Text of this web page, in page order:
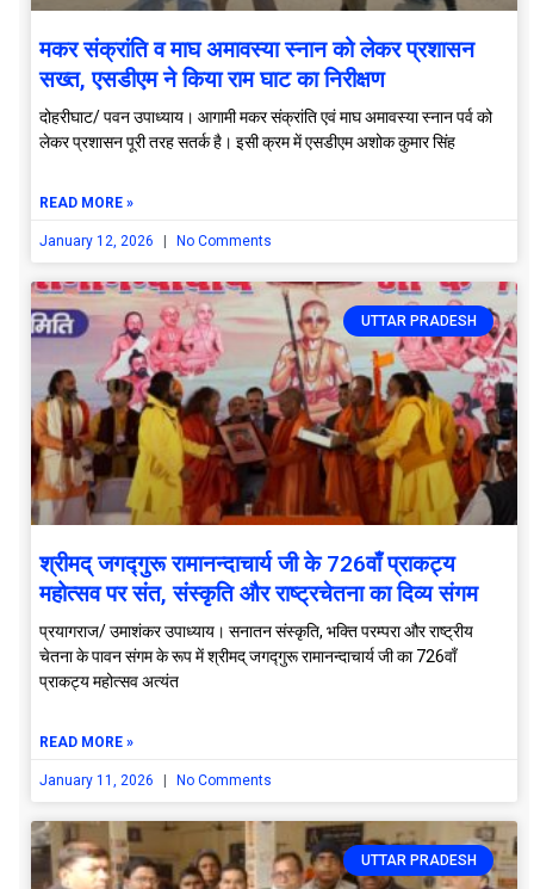
मकर संक्रांति व माघ अमावस्या स्नान को लेकर प्रशासन
सख्त, एसडीएम ने किया राम घाट का निरीक्षण
दोहरीघाट/ पवन उपाध्याय। आगामी मकर संक्रांति एवं माघ अमावस्या स्नान पर्व को
लेकर प्रशासन पूरी तरह सतर्क है। इसी क्रम में एसडीएम अशोक कुमार सिंह
READ MORE »
January 12, 2026 No Comments
UTTAR PRADESH
श्रीमद् जगद्गुरू रामानन्दाचार्य जी के 726वाँ प्राकट्य
महोत्सव पर संत, संस्कृति और राष्ट्रचेतना का दिव्य संगम
प्रयागराज/ उमाशंकर उपाध्याय। सनातन संस्कृति, भक्ति परम्परा और राष्ट्रीय
चेतना के पावन संगम के रूप में श्रीमद् जगद्गुरू रामानन्दाचार्य जी का 726वाँ
प्राकट्य महोत्सव अत्यंत
READ MORE »
January 11, 2026 No Comments
UTTAR PRADESH